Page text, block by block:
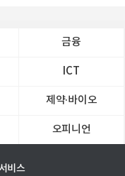
금융
ICT
제약∙바이오
오피니언
비스